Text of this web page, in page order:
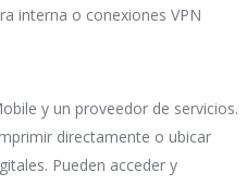
interna o conexiones VPN
y un proveedor de servicios.
directamente o ubicar
Pueden acceder y